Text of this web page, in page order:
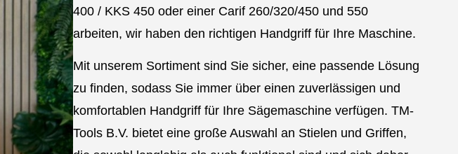
400 / KKS 450 oder einer Carif 260/320/450 und 550
arbeiten, wir haben den richtigen Handgriff für Ihre Maschine.
Mit unserem Sortiment sind Sie sicher, eine passende Lösung
zu finden, sodass Sie immer über einen zuverlässigen und
komfortablen Handgriff für Ihre Sägemaschine verfügen. TM-
Tools B.V. bietet eine große Auswahl an Stielen und Griffen,